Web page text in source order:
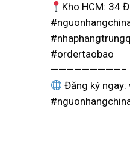
Kho HCM: 34
#ordertaobao
—————————–
Đăng ký